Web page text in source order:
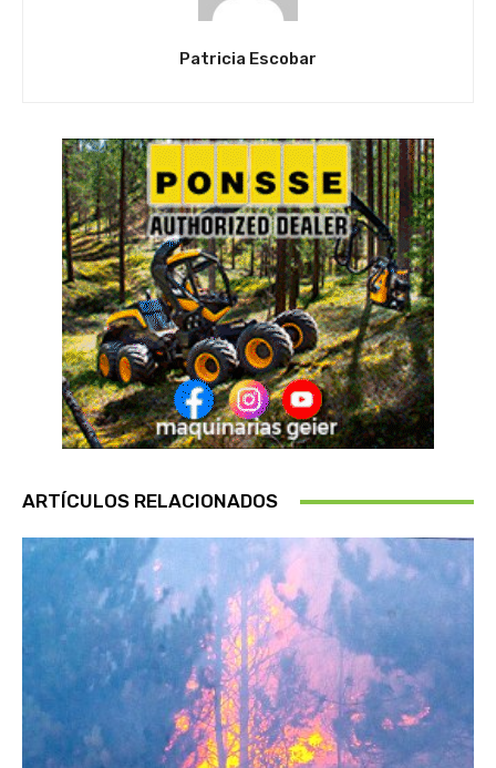
Patricia Escobar
ARTÍCULOS RELACIONADOS